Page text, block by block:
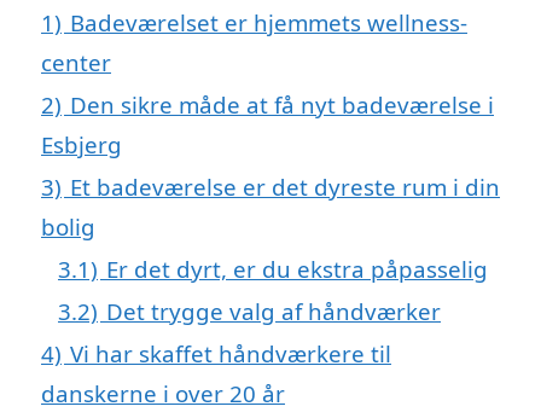
1) Badeværelset er hjemmets wellness-
center
2) Den sikre måde at få nyt badeværelse i
Esbjerg
3) Et badeværelse er det dyreste rum i din
bolig
3.1) Er det dyrt, er du ekstra påpasselig
3.2) Det trygge valg af håndværker
4) Vi har skaffet håndværkere til
danskerne i over 20 år